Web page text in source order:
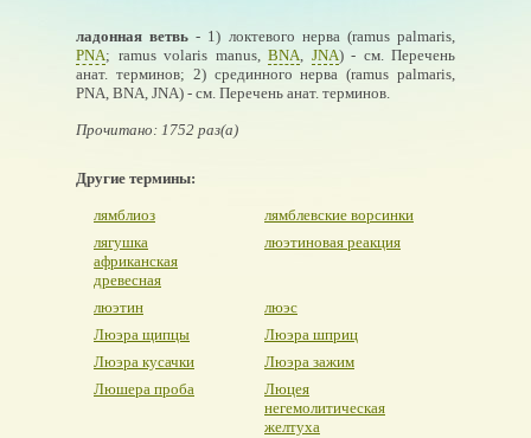
ладонная ветвь - 1) локтевого нерва (ramus palmaris,
PNA; ramus volaris manus, BNA, JNA) - см. Перечень
анат. терминов; 2) срединного нерва (ramus palmaris,
PNA, BNA, JNA) - см. Перечень анат. терминов.
Прочитано: 1752 раз(а)
Другие термины:
лямблиоз
лямблевские ворсинки
лягушка
африканская
древесная
люэтиновая реакция
люэтин
люэс
Люэра щипцы
Люэра шприц
Люэра кусачки
Люэра зажим
Люшера проба
Люцея
негемолитическая
желтуха